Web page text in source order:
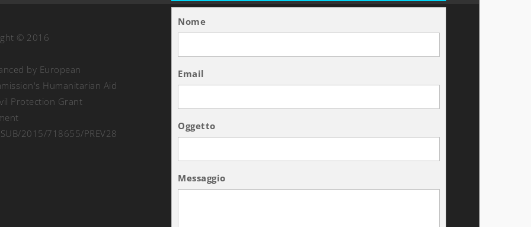
© 2016
by European
Humanitarian Aid
Protection Grant
SUB/2015/718655/PREV28
Nome
Email
Oggetto
Messaggio